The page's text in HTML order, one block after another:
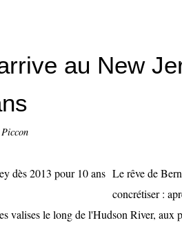
au New
Le rêve de
concrétiser :
valises le long de l'Hudson River, aux